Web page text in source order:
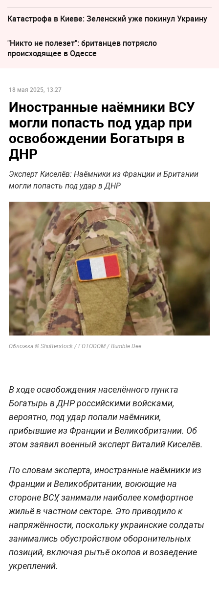
Катастрофа в Киеве: Зеленский уже покинул Украину
"Никто не полезет": британцев потрясло
происходящее в Одессе
18 мая 2025, 13:27
Иностранные наёмники ВСУ
могли попасть под удар при
освобождении Богатыря в
ДНР
Эксперт Киселёв: Наёмники из Франции и Британии
могли попасть под удар в ДНР
Обложка © Shutterstock / FOTODOM / Bumble Dee
В ходе освобождения населённого пункта
Богатырь в ДНР российскими войсками,
вероятно, под удар попали наёмники,
прибывшие из Франции и Великобритании. Об
этом заявил военный эксперт Виталий Киселёв.
По словам эксперта, иностранные наёмники из
Франции и Великобритании, воюющие на
стороне ВСУ, занимали наиболее комфортное
жильё в частном секторе. Это приводило к
напряжённости, поскольку украинские солдаты
занимались обустройством оборонительных
позиций, включая рытьё окопов и возведение
укреплений.